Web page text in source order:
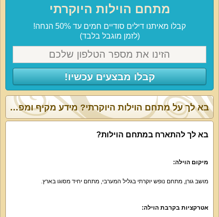
מתחם הוילות היוקרתי
קבלו מאיתנו דילים סודיים חמים עד 50% הנחה!
(לזמן מוגבל בלבד)
קבלו מבצעים עכשיו!
בא לך על מתחם הוילות היוקרתי? מידע מקיף ומפורט:
בא לך להתארח במתחם הוילות?
מיקום הוילה:
מושב גורן, מתחם נופש יוקרתי בגליל המערבי, מתחם יחיד מסוגו בארץ.
אטרקציות בקרבת הוילה: